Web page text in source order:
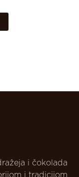
i čokolada
i tradicijom